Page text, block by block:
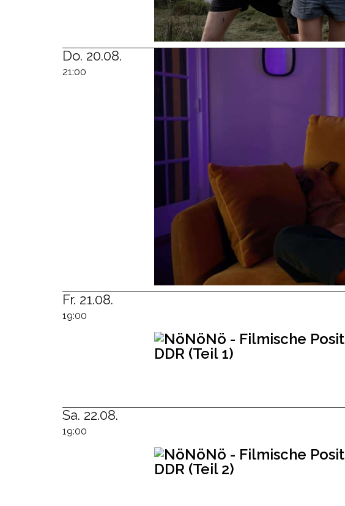
Do. 20.08.
21:00
Fr. 21.08.
19:00
Sa. 22.08.
19:00